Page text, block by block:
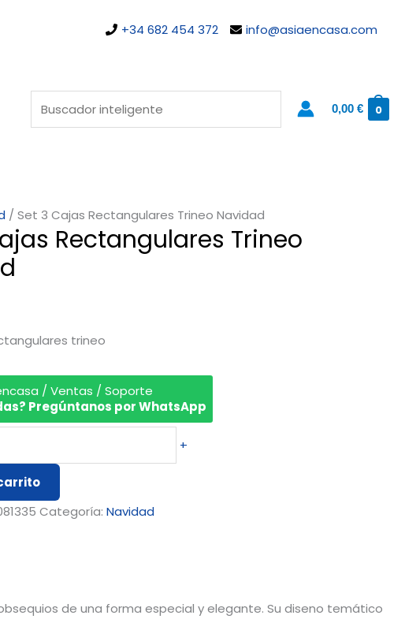
+34 682 454 372 info@asiaencasa.com
0,00 € 0
/ Set 3 Cajas Rectangulares Trineo Navidad
Rectangulares Trineo
trineo
/ Ventas / Soporte
Pregúntanos por WhatsApp
+
Categoría:Navidad
de una forma especial y elegante. Su diseno temático